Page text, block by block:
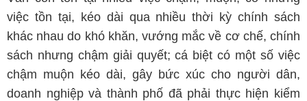
việc tồn tại, kéo dài qua nhiều thời kỳ chính sách
khác nhau do khó khăn, vướng mắc về cơ chế, chính
sách nhưng chậm giải quyết; cá biệt có một số việc
chậm muộn kéo dài, gây bức xúc cho người dân,
doanh nghiệp và thành phố đã phải thực hiện kiểm